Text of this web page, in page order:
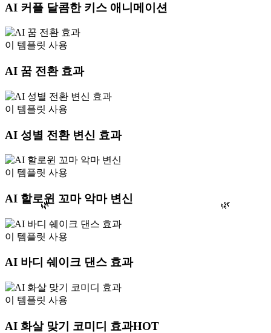
🌿 🌿
AI 커플 달콤한 키스 애니메이션
이 템플릿 사용
AI 꿈 전환 효과
이 템플릿 사용
AI 성별 전환 변신 효과
이 템플릿 사용
AI 할로윈 꼬마 악마 변신
이 템플릿 사용
AI 바디 쉐이크 댄스 효과
이 템플릿 사용
AI 화살 맞기 코미디 효과HOT